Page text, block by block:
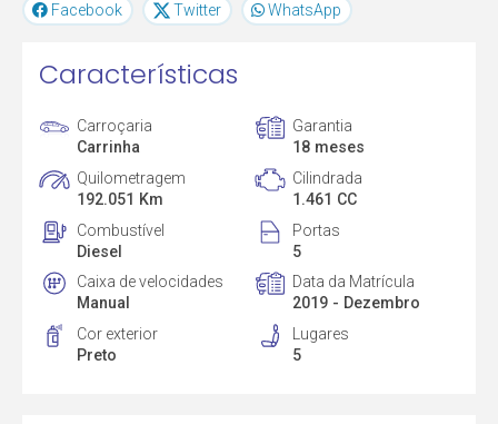
Facebook Twitter WhatsApp
Características
Carroçaria
Carrinha
Garantia
18 meses
Quilometragem
192.051 Km
Cilindrada
1.461 CC
Combustível
Diesel
Portas
5
Caixa de velocidades
Manual
Data da Matrícula
2019 - Dezembro
Cor exterior
Preto
Lugares
5